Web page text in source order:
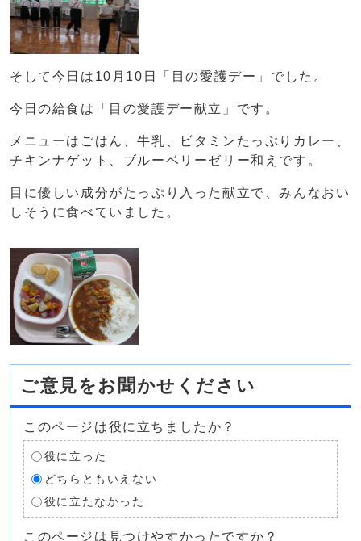
そして今日は10月10日「目の愛護デー」でした。
今日の給食は「目の愛護デー献立」です。
メニューはごはん、牛乳、ビタミンたっぷりカレー、
チキンナゲット、ブルーベリーゼリー和えです。
目に優しい成分がたっぷり入った献立で、みんなおい
しそうに食べていました。
ご意見をお聞かせください
このページは役に立ちましたか？
役に立った
どちらともいえない
役に立たなかった
このページは見つけやすかったですか？